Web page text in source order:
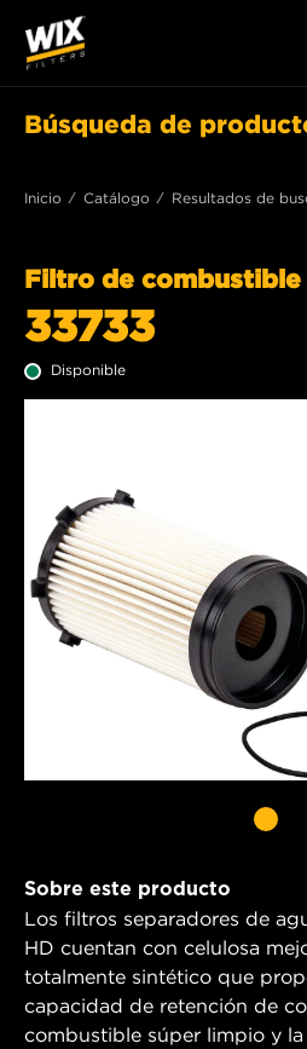
Búsqueda de
Inicio Catálogo Resultados de
Filtro de combustible
33733
Disponible
Sobre este producto
Los filtros separadores de
HD cuentan con celulosa
totalmente sintético que
capacidad de retención de
combustible súper limpio y